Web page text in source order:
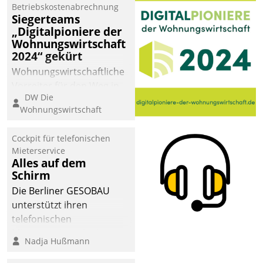
Betriebskostenabrechnung
Siegerteams
„Digitalpioniere der
Wohnungswirtschaft
2024“ gekürt
Wohnungswirtschaftliche
eine digitale Zukunft zu
finden, ist das Ziel des
der
Wohnungswirtschaft“.
Bewerben können sich
dafür ein Team
bestehend aus
Wohnungsunternehmen
und PropTech.
DW Die
Wohnungswirtschaft
Cockpit für telefonischen
Mieterservice
Alles auf dem
Schirm
Die Berliner GESOBAU
unterstützt ihren
telefonischen
digitalen Cockpit, das
Nadja Hußmann